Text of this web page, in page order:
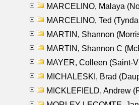
MARCELINO, Malaya
MARCELINO, Ted
MARTIN, Shannon
MARTIN, Shannon C
MAYER, Colleen (Saint-
MICHALESKI, Brad
MICKLEFIELD, Andrew